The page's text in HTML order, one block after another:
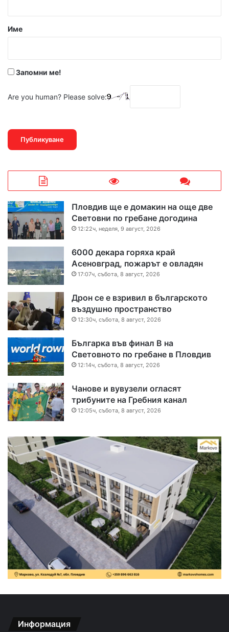
р
Име
Запомни ме!
Are you human? Please solve:
Пловдив ще е домакин на още две
Световни по гребане догодина
12:22ч, неделя, 9 август, 2026
6000 декара горяха край
Асеновград, пожарът е овладян
17:07ч, събота, 8 август, 2026
Дрон се е взривил в българското
въздушно пространство
12:30ч, събота, 8 август, 2026
Българка във финал B на
Световното по гребане в Пловдив
12:14ч, събота, 8 август, 2026
Чанове и вувузели огласят
трибуните на Гребния канал
12:05ч, събота, 8 август, 2026
Информация